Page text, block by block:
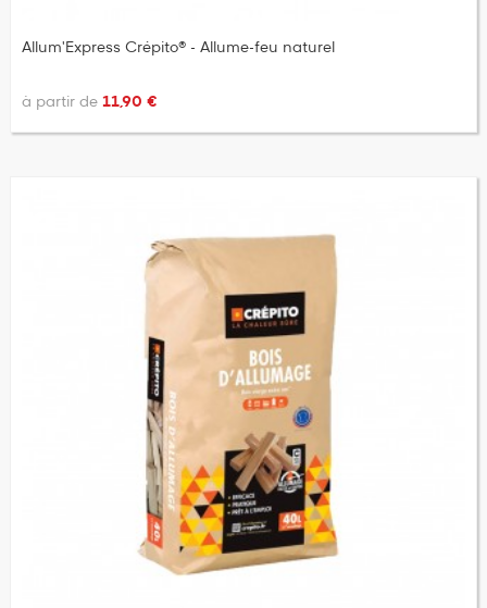
Allum'Express Crépito® - Allume-feu naturel
à partir de 11,90 €